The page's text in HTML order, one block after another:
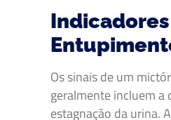
Os sinais de um
geralmente incluem
estagnação da urina.